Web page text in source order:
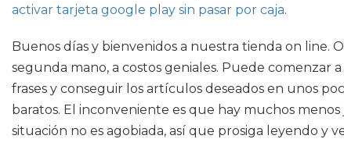
activar tarjeta google play sin pasar por caja.
Buenos días y bienvenidos a nuestra tienda on line.
segunda mano, a costos geniales. Puede
frases y conseguir los artículos deseados en unos
baratos. El inconveniente es que hay muchos
situación no es agobiada, así que prosiga leyendo